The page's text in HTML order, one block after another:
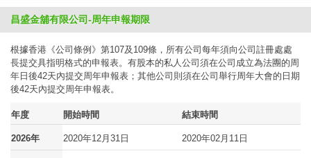
昌盛金舖有限公司-周年申報期限
根據香港《公司條例》第107及109條，所有公司每年須向公司註冊處處
長提交具指明格式的申報表。有股本的私人公司須在公司成立為法團的周
年日後42天內提交周年申報表；其他公司則須在公司舉行周年大會的日期
後42天內提交周年申報表。
年度 開始時間 結束時間
2026年 2020年12月31日 2020年02月11日